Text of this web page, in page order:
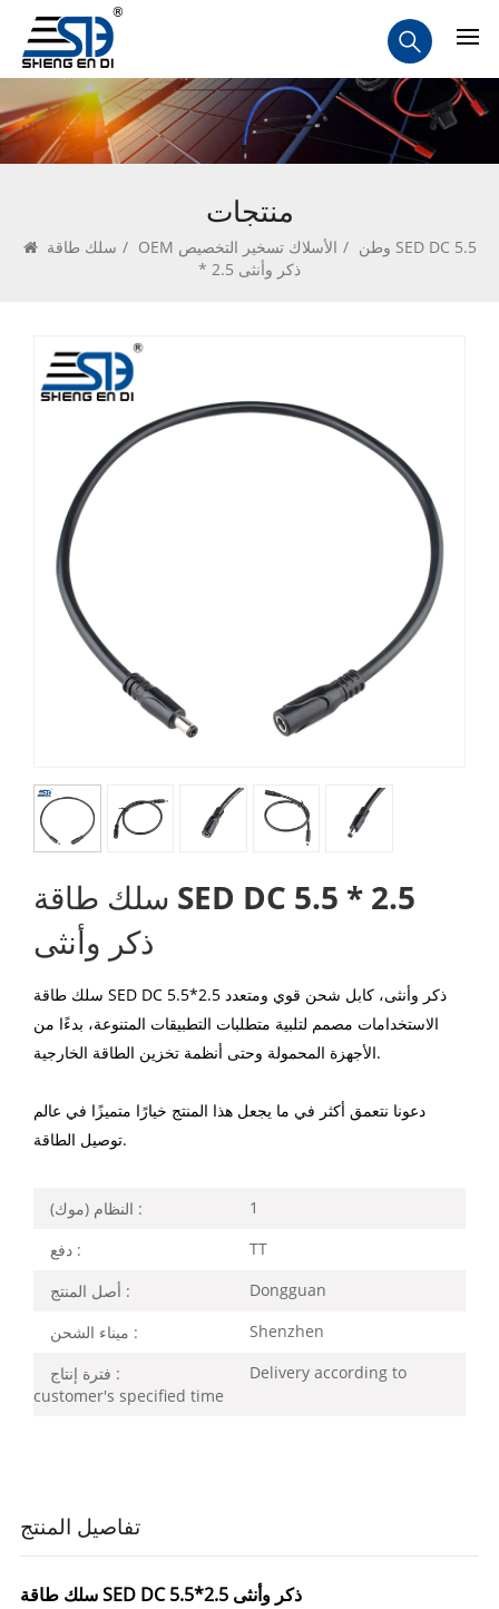
منتجات
وطن / OEM الأسلاك تسخير التخصيص / سلك طاقة SED DC 5.5
* 2.5 ذكر وأنثى
سلك طاقة SED DC 5.5 * 2.5
ذكر وأنثى
سلك طاقة SED DC 5.5*2.5 ذكر وأنثى، كابل شحن قوي ومتعدد
الاستخدامات مصمم لتلبية متطلبات التطبيقات المتنوعة، بدءًا من
الأجهزة المحمولة وحتى أنظمة تخزين الطاقة الخارجية.
دعونا نتعمق أكثر في ما يجعل هذا المنتج خيارًا متميزًا في عالم
توصيل الطاقة.
النظام (موك) : 1
دفع : TT
أصل المنتج : Dongguan
ميناء الشحن : Shenzhen
فترة إنتاج :
Delivery according to
customer's specified time
تفاصيل المنتج
سلك طاقة SED DC 5.5*2.5 ذكر وأنثى